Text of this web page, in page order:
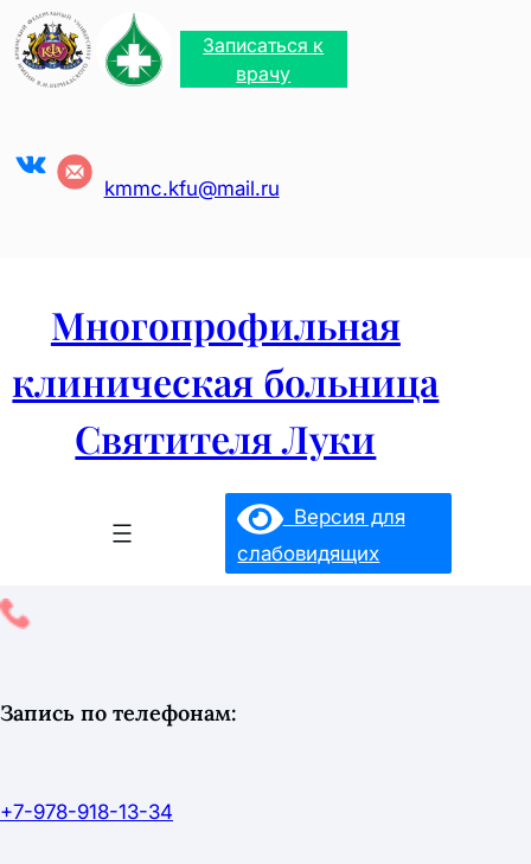
Перейти
содержимому
Записаться к
врачу
VK kmmc.kfu@mail.ru
Многопрофильная
клиническая больница
Святителя Луки
Версия для
слабовидящих
Запись по телефонам:
+7-978-918-13-34